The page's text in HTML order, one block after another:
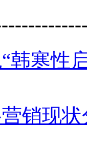
韩寒性
销现